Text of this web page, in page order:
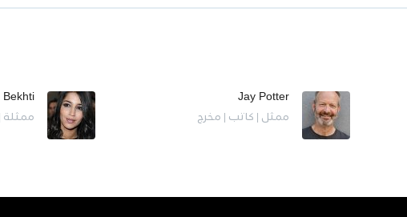
Jay Potter
ممثل | كاتب | مخرج
Bekhti